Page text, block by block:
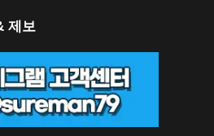
제보